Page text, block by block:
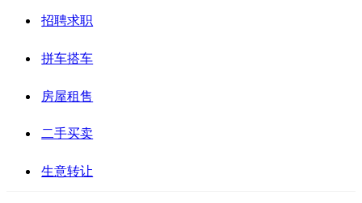
招聘求职
拼车搭车
房屋租售
二手买卖
生意转让